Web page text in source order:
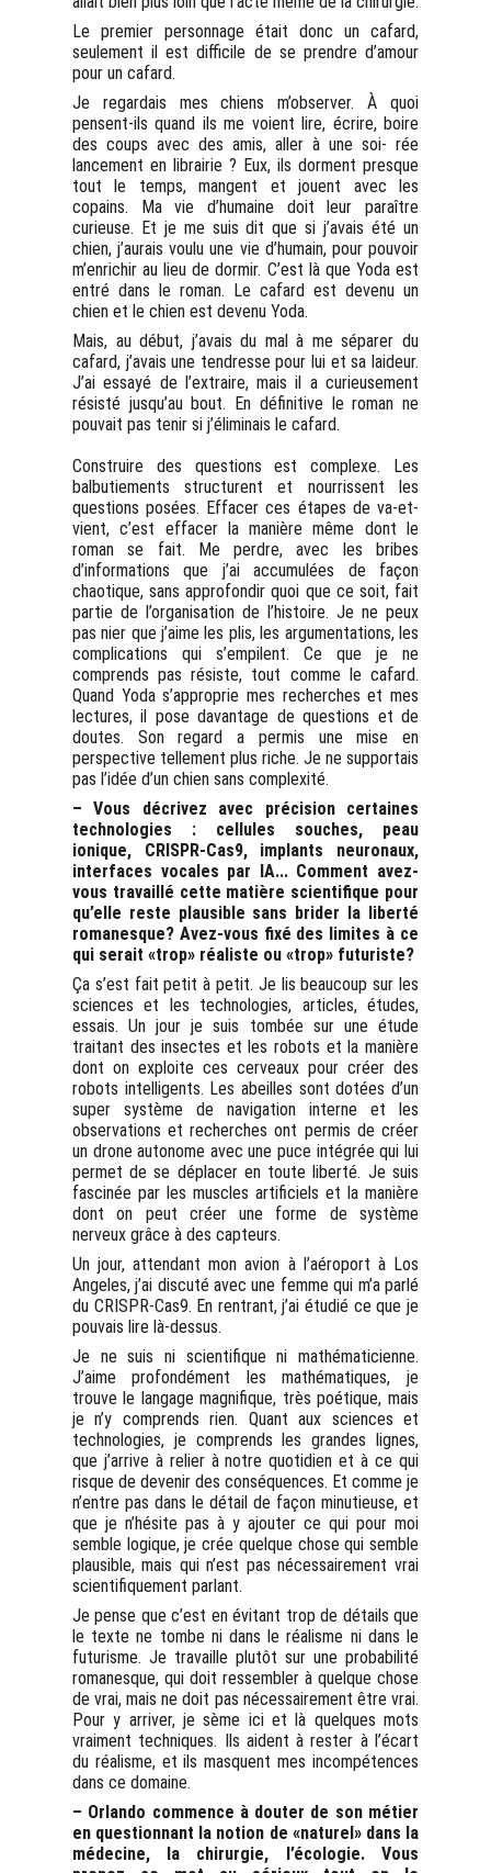
Le premier personnage était donc un cafard,
seulement il est difficile de se prendre d’amour
pour un cafard.
Je regardais mes chiens m’observer. À quoi
pensent-ils quand ils me voient lire, écrire, boire
des coups avec des amis, aller à une soi- rée
lancement en librairie ? Eux, ils dorment presque
tout le temps, mangent et jouent avec les
copains. Ma vie d’humaine doit leur paraître
curieuse. Et je me suis dit que si j’avais été un
chien, j’aurais voulu une vie d’humain, pour pouvoir
m’enrichir au lieu de dormir. C’est là que Yoda est
entré dans le roman. Le cafard est devenu un
chien et le chien est devenu Yoda.
Mais, au début, j’avais du mal à me séparer du
cafard, j’avais une tendresse pour lui et sa laideur.
J’ai essayé de l’extraire, mais il a curieusement
résisté jusqu’au bout. En définitive le roman ne
pouvait pas tenir si j’éliminais le cafard.
Construire des questions est complexe. Les
balbutiements structurent et nourrissent les
questions posées. Effacer ces étapes de va-et-
vient, c’est effacer la manière même dont le
roman se fait. Me perdre, avec les bribes
d’informations que j’ai accumulées de façon
chaotique, sans approfondir quoi que ce soit, fait
partie de l’organisation de l’histoire. Je ne peux
pas nier que j’aime les plis, les argumentations, les
complications qui s’empilent. Ce que je ne
comprends pas résiste, tout comme le cafard.
Quand Yoda s’approprie mes recherches et mes
lectures, il pose davantage de questions et de
doutes. Son regard a permis une mise en
perspective tellement plus riche. Je ne supportais
pas l’idée d’un chien sans complexité.
– Vous décrivez avec précision certaines
technologies : cellules souches, peau
ionique, CRISPR-Cas9, implants neuronaux,
interfaces vocales par IA... Comment avez-
vous travaillé cette matière scientifique pour
qu’elle reste plausible sans brider la liberté
romanesque? Avez-vous fixé des limites à ce
qui serait «trop» réaliste ou «trop» futuriste?
Ça s’est fait petit à petit. Je lis beaucoup sur les
sciences et les technologies, articles, études,
essais. Un jour je suis tombée sur une étude
traitant des insectes et les robots et la manière
dont on exploite ces cerveaux pour créer des
robots intelligents. Les abeilles sont dotées d’un
super système de navigation interne et les
observations et recherches ont permis de créer
un drone autonome avec une puce intégrée qui lui
permet de se déplacer en toute liberté. Je suis
fascinée par les muscles artificiels et la manière
dont on peut créer une forme de système
nerveux grâce à des capteurs.
Un jour, attendant mon avion à l’aéroport à Los
Angeles, j’ai discuté avec une femme qui m’a parlé
du CRISPR-Cas9. En rentrant, j’ai étudié ce que je
pouvais lire là-dessus.
Je ne suis ni scientifique ni mathématicienne.
J’aime profondément les mathématiques, je
trouve le langage magnifique, très poétique, mais
je n’y comprends rien. Quant aux sciences et
technologies, je comprends les grandes lignes,
que j’arrive à relier à notre quotidien et à ce qui
risque de devenir des conséquences. Et comme je
n’entre pas dans le détail de façon minutieuse, et
que je n’hésite pas à y ajouter ce qui pour moi
semble logique, je crée quelque chose qui semble
plausible, mais qui n’est pas nécessairement vrai
scientifiquement parlant.
Je pense que c’est en évitant trop de détails que
le texte ne tombe ni dans le réalisme ni dans le
futurisme. Je travaille plutôt sur une probabilité
romanesque, qui doit ressembler à quelque chose
de vrai, mais ne doit pas nécessairement être vrai.
Pour y arriver, je sème ici et là quelques mots
vraiment techniques. Ils aident à rester à l’écart
du réalisme, et ils masquent mes incompétences
dans ce domaine.
– Orlando commence à douter de son métier
en questionnant la notion de «naturel» dans la
médecine, la chirurgie, l’écologie. Vous